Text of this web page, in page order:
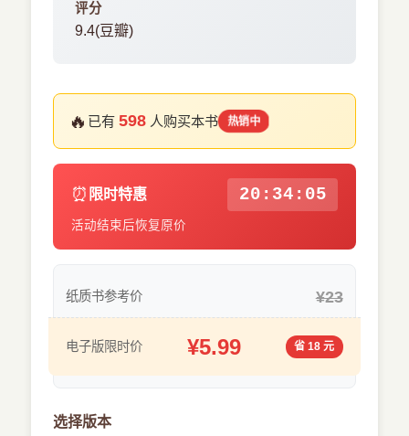
评分
9.4(豆瓣)
🔥 已有598 人购买本书 热销中
⏰ 限时特惠 20:34:05
活动结束后恢复原价
纸质书参考价 ¥23
电子版限时价 ¥5.99 省 18 元
选择版本